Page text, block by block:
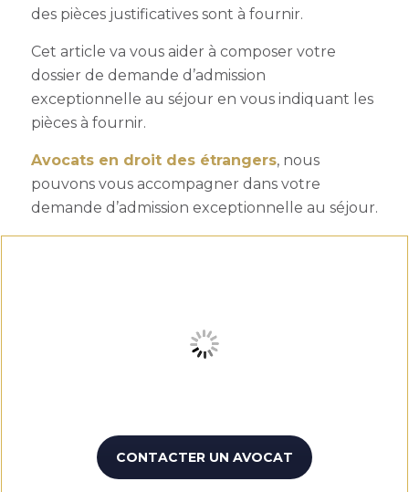
des pièces justificatives sont à fournir.
Cet article va vous aider à composer votre
dossier de demande d’admission
exceptionnelle au séjour en vous indiquant les
pièces à fournir.
Avocats en droit des étrangers, nous
pouvons vous accompagner dans votre
demande d’admission exceptionnelle au séjour.
CONTACTER UN AVOCAT